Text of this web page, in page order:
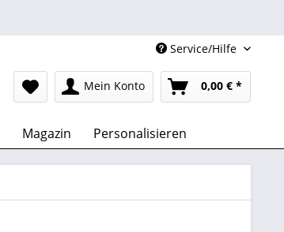
Service/Hilfe
Mein Konto 0,00 € *
Magazin Personalisieren